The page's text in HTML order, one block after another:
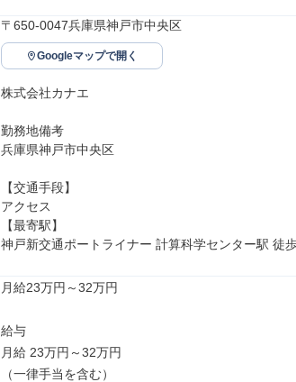
〒650-0047兵庫県神戸市中央区
Googleマップで開く
株式会社カナエ
勤務地備考
兵庫県神戸市中央区
【交通手段】
アクセス
【最寄駅】
神戸新交通ポートライナー 計算科学センター駅 徒
月給23万円～32万円
給与
月給 23万円～32万円
（一律手当を含む）